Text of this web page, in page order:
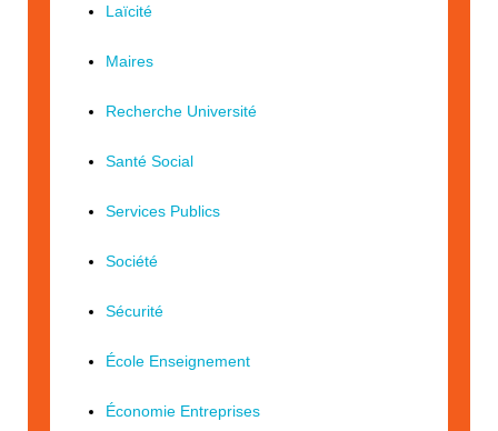
Laïcité
Maires
Recherche Université
Santé Social
Services Publics
Société
Sécurité
École Enseignement
Économie Entreprises